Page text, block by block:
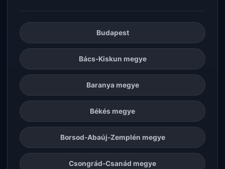
Budapest
Bács-Kiskun megye
Baranya megye
Békés megye
Borsod-Abaúj-Zemplén megye
Csongrád-Csanád megye